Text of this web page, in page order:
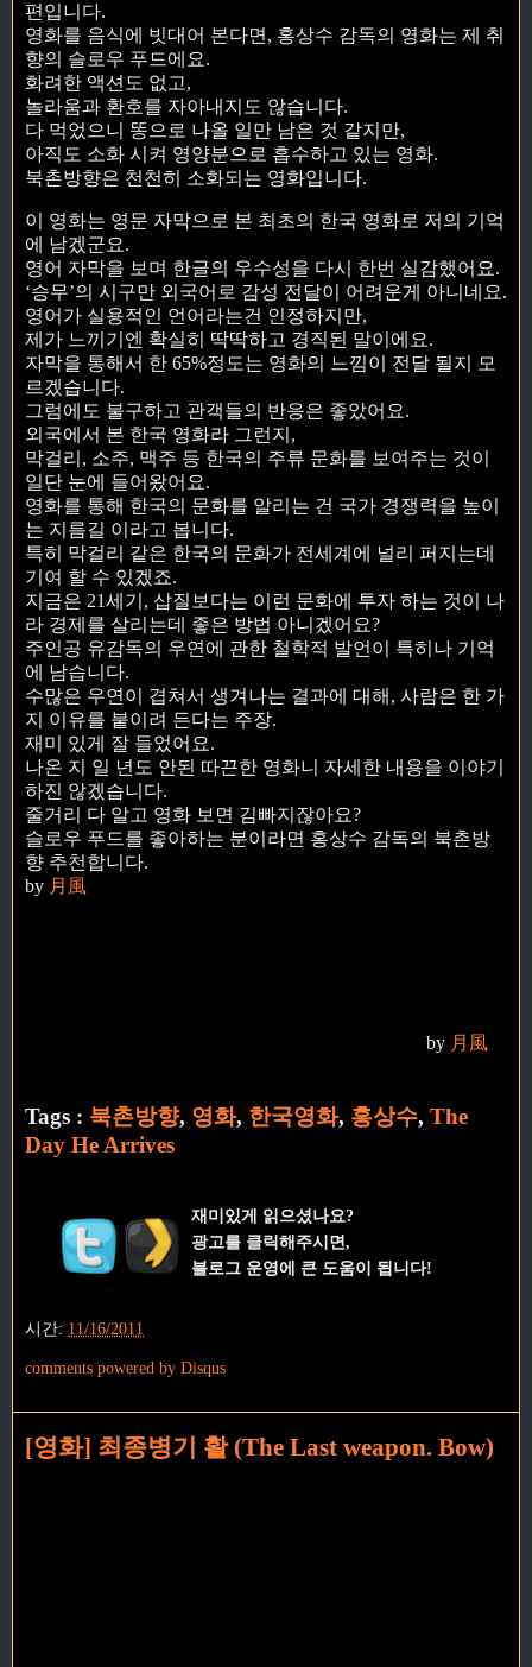
편입니다.
영화를 음식에 빗대어 본다면, 홍상수 감독의 영화는 제 취
향의 슬로우 푸드에요.
화려한 액션도 없고,
놀라움과 환호를 자아내지도 않습니다.
다 먹었으니 똥으로 나올 일만 남은 것 같지만,
아직도 소화 시켜 영양분으로 흡수하고 있는 영화.
북촌방향은 천천히 소화되는 영화입니다.
이 영화는 영문 자막으로 본 최초의 한국 영화로 저의 기억
에 남겠군요.
영어 자막을 보며 한글의 우수성을 다시 한번 실감했어요.
‘승무’의 시구만 외국어로 감성 전달이 어려운게 아니네요.
영어가 실용적인 언어라는건 인정하지만,
제가 느끼기엔 확실히 딱딱하고 경직된 말이에요.
자막을 통해서 한 65%정도는 영화의 느낌이 전달 될지 모
르겠습니다.
그럼에도 불구하고 관객들의 반응은 좋았어요.
외국에서 본 한국 영화라 그런지,
막걸리, 소주, 맥주 등 한국의 주류 문화를 보여주는 것이
일단 눈에 들어왔어요.
영화를 통해 한국의 문화를 알리는 건 국가 경쟁력을 높이
는 지름길 이라고 봅니다.
특히 막걸리 같은 한국의 문화가 전세계에 널리 퍼지는데
기여 할 수 있겠죠.
지금은 21세기, 삽질보다는 이런 문화에 투자 하는 것이 나
라 경제를 살리는데 좋은 방법 아니겠어요?
주인공 유감독의 우연에 관한 철학적 발언이 특히나 기억
에 남습니다.
수많은 우연이 겹쳐서 생겨나는 결과에 대해, 사람은 한 가
지 이유를 붙이려 든다는 주장.
재미 있게 잘 들었어요.
나온 지 일 년도 안된 따끈한 영화니 자세한 내용을 이야기
하진 않겠습니다.
줄거리 다 알고 영화 보면 김빠지잖아요?
슬로우 푸드를 좋아하는 분이라면 홍상수 감독의 북촌방
향 추천합니다.
by 月風
by 月風
Tags : 북촌방향, 영화, 한국영화, 홍상수, The
Day He Arrives
재미있게 읽으셨나요?
광고를 클릭해주시면,
블로그 운영에 큰 도움이 됩니다!
시간: 11/16/2011
comments powered by Disqus
[영화] 최종병기 활 (The Last weapon. Bow)